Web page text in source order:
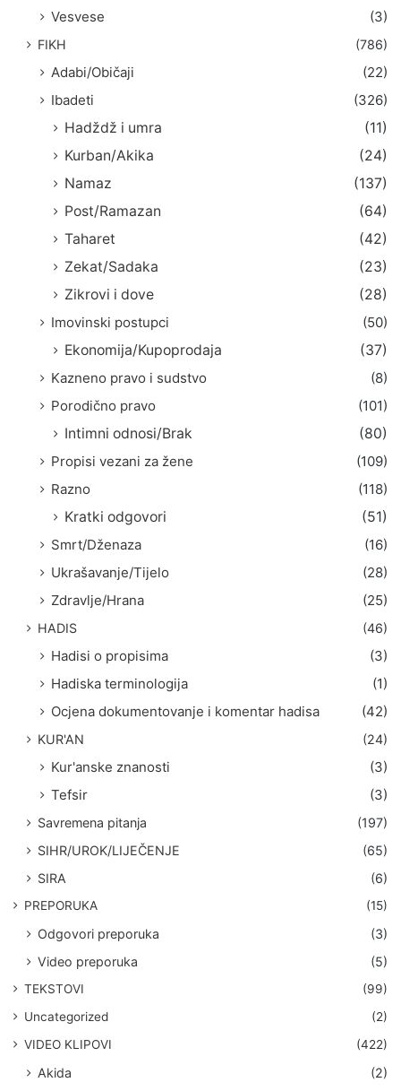
Vesvese
(3)
FIKH (786)
Adabi/Običaji
(22)
Ibadeti
(326)
Hadždž i umra
(11)
Kurban/Akika
(24)
Namaz
(137)
Post/Ramazan
(64)
Taharet
(42)
Zekat/Sadaka
(23)
Zikrovi i dove
(28)
Imovinski postupci
(50)
Ekonomija/Kupoprodaja
(37)
Kazneno pravo i sudstvo
(8)
Porodično pravo
(101)
Intimni odnosi/Brak
(80)
Propisi vezani za žene
(109)
Razno
(118)
Kratki odgovori
(51)
Smrt/Dženaza
(16)
Ukrašavanje/Tijelo
(28)
Zdravlje/Hrana
(25)
HADIS (46)
Hadisi o propisima
(3)
Hadiska terminologija
(1)
Ocjena dokumentovanje i komentar hadisa
(42)
KUR'AN (24)
Kur'anske znanosti
(3)
Tefsir
(3)
Savremena pitanja
(197)
SIHR/UROK/LIJEČENJE
(65)
SIRA
(6)
PREPORUKA (15)
Odgovori preporuka
(3)
Video preporuka
(5)
TEKSTOVI
(99)
Uncategorized
(2)
VIDEO KLIPOVI
(422)
Akida
(2)